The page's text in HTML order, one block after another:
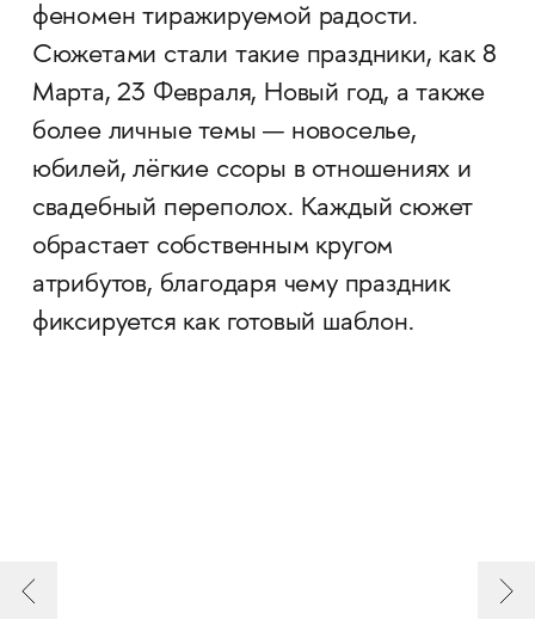
феномен тиражируемой радости.
Сюжетами стали такие праздники, как 8
Марта, 23 Февраля, Новый год, а также
более личные темы — новоселье,
юбилей, лёгкие ссоры в отношениях и
свадебный переполох. Каждый сюжет
обрастает собственным кругом
атрибутов, благодаря чему праздник
фиксируется как готовый шаблон.